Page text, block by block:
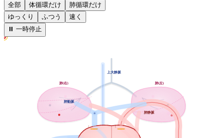
全部 体循環だけ
肺循環だけ
ゆっくり
ふつう
速く
⏸ 一時停止
肺(右) 肺(左)
↑ ↑
上大静脈
肺動脈
肺静脈